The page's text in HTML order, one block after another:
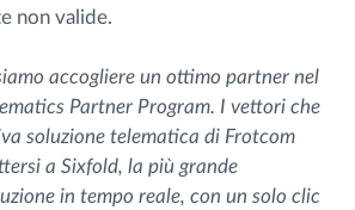
non valide.
accogliere un ottimo partner nel
Partner Program. I vettori che
soluzione telematica di Frotcom
a Sixfold, la più grande
in tempo reale, con un solo clic